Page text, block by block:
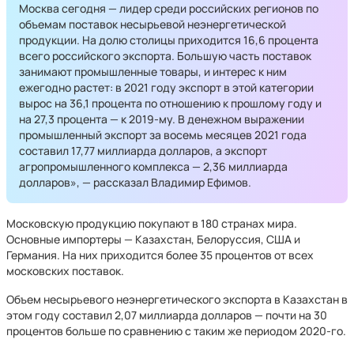
Москва сегодня — лидер среди российских регионов по
объемам поставок несырьевой неэнергетической
продукции. На долю столицы приходится 16,6 процента
всего российского экспорта. Большую часть поставок
занимают промышленные товары, и интерес к ним
ежегодно растет: в 2021 году экспорт в этой категории
вырос на 36,1 процента по отношению к прошлому году и
на 27,3 процента — к 2019-му. В денежном выражении
промышленный экспорт за восемь месяцев 2021 года
составил 17,77 миллиарда долларов, а экспорт
агропромышленного комплекса — 2,36 миллиарда
долларов», — рассказал Владимир Ефимов.
Московскую продукцию покупают в 180 странах мира.
Основные импортеры — Казахстан, Белоруссия, США и
Германия. На них приходится более 35 процентов от всех
московских поставок.
Объем несырьевого неэнергетического экспорта в Казахстан в
этом году составил 2,07 миллиарда долларов — почти на 30
процентов больше по сравнению с таким же периодом 2020-го.